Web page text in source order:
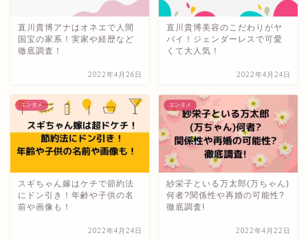
直川貴博アナはオネエで人間
国宝の家系！実家や経歴など
徹底調査！
2022年4月26日
直川貴博美容のこだわりがヤ
バイ！ジェンダーレスで可愛
くて大人気！
2022年4月24日
エンタメ
スギちゃん嫁はケチで節約法
にドン引き！年齢や子供の名
前や画像も！
2022年4月24日
エンタメ
紗栄子といる万太郎(万ちゃん)
何者?関係性や再婚の可能性?
徹底調査!
2022年4月22日